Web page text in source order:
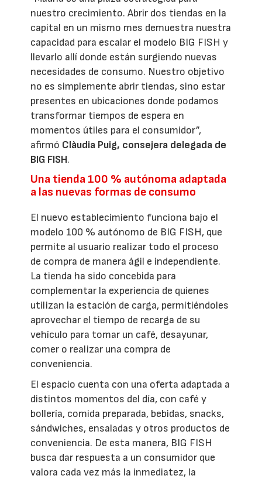
nuestro crecimiento. Abrir dos tiendas en la
capital en un mismo mes demuestra nuestra
capacidad para escalar el modelo BIG FISH y
llevarlo allí donde están surgiendo nuevas
necesidades de consumo. Nuestro objetivo
no es simplemente abrir tiendas, sino estar
presentes en ubicaciones donde podamos
transformar tiempos de espera en
momentos útiles para el consumidor”,
afirmó Clàudia Puig, consejera delegada de
BIG FISH.
Una tienda 100 % autónoma adaptada
a las nuevas formas de consumo
El nuevo establecimiento funciona bajo el
modelo 100 % autónomo de BIG FISH, que
permite al usuario realizar todo el proceso
de compra de manera ágil e independiente.
La tienda ha sido concebida para
complementar la experiencia de quienes
utilizan la estación de carga, permitiéndoles
aprovechar el tiempo de recarga de su
vehículo para tomar un café, desayunar,
comer o realizar una compra de
conveniencia.
El espacio cuenta con una oferta adaptada a
distintos momentos del día, con café y
bollería, comida preparada, bebidas, snacks,
sándwiches, ensaladas y otros productos de
conveniencia. De esta manera, BIG FISH
busca dar respuesta a un consumidor que
valora cada vez más la inmediatez, la